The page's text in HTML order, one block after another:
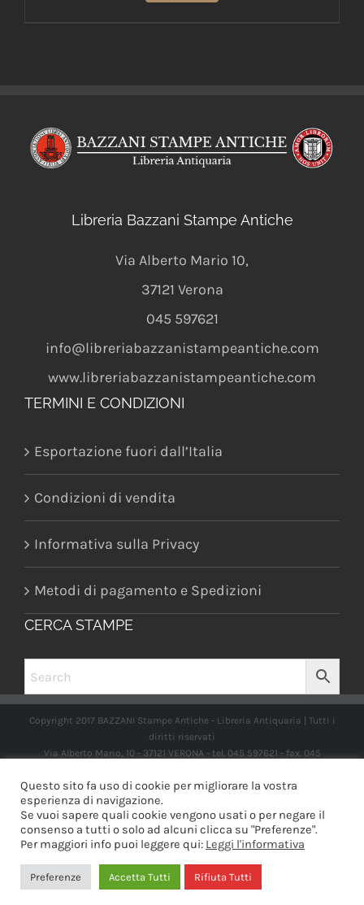
Libreria Bazzani Stampe Antiche
Via Alberto Mario 10,
37121 Verona
045 597621
info@libreriabazzanistampeantiche.com
www.libreriabazzanistampeantiche.com
TERMINI E CONDIZIONI
Esportazione fuori dall’Italia
Condizioni di vendita
Informativa sulla Privacy
Metodi di pagamento e Spedizioni
CERCA STAMPE
Copyright 2017 BAZZANI Stampe Antiche - Libreria Antiquaria | Tutti i
diritti riservati
Via Alberto Mario, 10 - 37121 VERONA - tel. 045 597621 - fax. 045
IT03989970235
FacebookInstagram
Questo sito fa uso di cookie per migliorare la vostra
esperienza di navigazione.
Se vuoi sapere quali cookie vengono usati o per negare il
consenso a tutti o solo ad alcuni clicca su "Preferenze".
Per maggiori info puoi leggere qui: Leggi l'informativa
Preferenze Accetta Tutti Rifiuta Tutti